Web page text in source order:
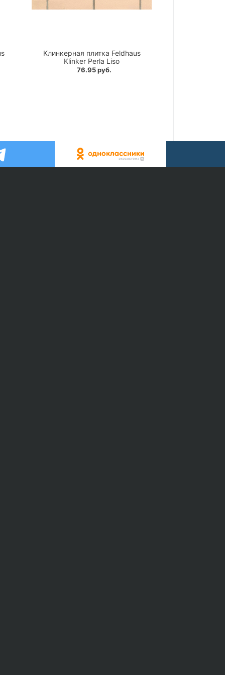
Клинкерная плитка Feldhaus
Klinker Perla Liso
76.95 руб.